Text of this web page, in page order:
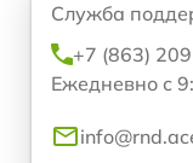
Служба
+7 (863)
Ежедневно с